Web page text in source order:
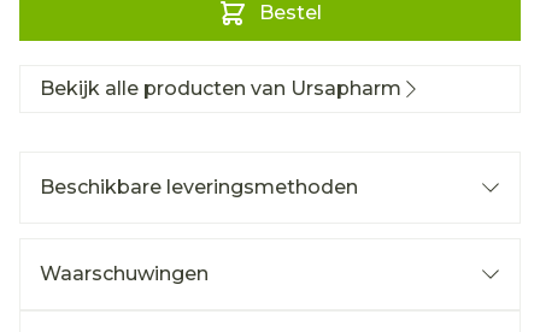
Bestel
Bekijk alle producten van Ursapharm
Beschikbare leveringsmethoden
Waarschuwingen